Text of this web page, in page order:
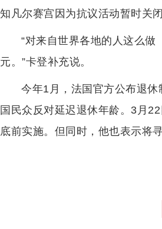
知凡尔赛宫因为抗议活动暂时关
“对来自世界各地的人这么
元。”卡登补充说。
今年1月，法国官方公布退
国民众反对延迟退休年龄。3月
底前实施。但同时，他也表示将寻